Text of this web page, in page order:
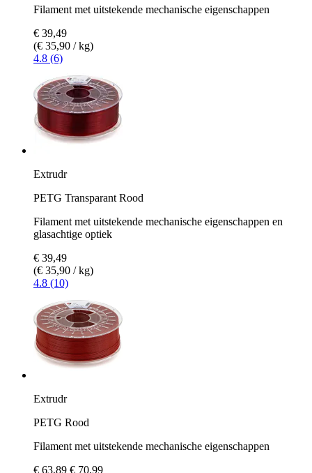
Filament met uitstekende mechanische eigenschappen
€ 39,49
(€ 35,90 / kg)
4.8 (6)
Extrudr
PETG Transparant Rood
Filament met uitstekende mechanische eigenschappen en
glasachtige optiek
€ 39,49
(€ 35,90 / kg)
4.8 (10)
Extrudr
PETG Rood
Filament met uitstekende mechanische eigenschappen
€ 63,89 € 70,99